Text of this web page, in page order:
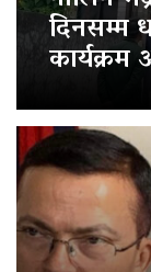
दिनसम्म